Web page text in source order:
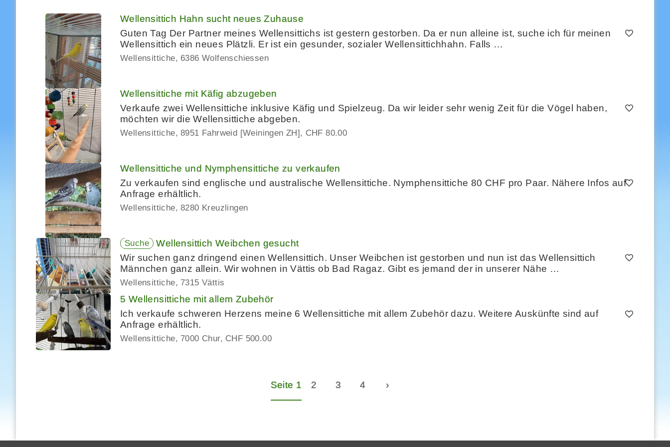
Wellensittich Hahn sucht neues Zuhause
Guten Tag Der Partner meines Wellensittichs ist gestern gestorben. Da er nun alleine ist, suche ich für meinen
Wellensittich ein neues Plätzli. Er ist ein gesunder, sozialer Wellensittichhahn. Falls …
Wellensittiche 6386 Wolfenschiessen
Wellensittiche mit Käfig abzugeben
Verkaufe zwei Wellensittiche inklusive Käfig und Spielzeug. Da wir leider sehr wenig Zeit für die Vögel haben,
möchten wir die Wellensittiche abgeben.
Wellensittiche 8951 Fahrweid [Weiningen ZH] CHF 80.00
Wellensittiche und Nymphensittiche zu verkaufen
Zu verkaufen sind englische und australische Wellensittiche. Nymphensittiche 80 CHF pro Paar. Nähere Infos auf
Anfrage erhältlich.
Wellensittiche 8280 Kreuzlingen
Suche
Wellensittich Weibchen gesucht
Wir suchen ganz dringend einen Wellensittich. Unser Weibchen ist gestorben und nun ist das Wellensittich
Männchen ganz allein. Wir wohnen in Vättis ob Bad Ragaz. Gibt es jemand der in unserer Nähe …
Wellensittiche 7315 Vättis
5 Wellensittiche mit allem Zubehör
Ich verkaufe schweren Herzens meine 6 Wellensittiche mit allem Zubehör dazu. Weitere Auskünfte sind auf
Anfrage erhältlich.
Wellensittiche 7000 Chur CHF 500.00
Seite 1 2 3 4 ›